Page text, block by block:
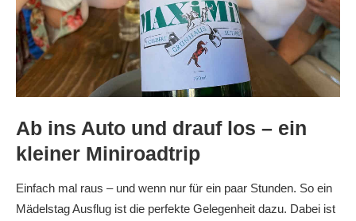
Ab ins Auto und drauf los – ein
kleiner Miniroadtrip
Einfach mal raus – und wenn nur für ein paar Stunden. So ein
Mädelstag Ausflug ist die perfekte Gelegenheit dazu. Dabei ist